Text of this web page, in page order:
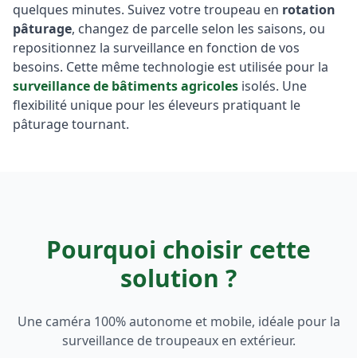
quelques minutes. Suivez votre troupeau en rotation
pâturage, changez de parcelle selon les saisons, ou
repositionnez la surveillance en fonction de vos
besoins. Cette même technologie est utilisée pour la
surveillance de bâtiments agricoles isolés. Une
flexibilité unique pour les éleveurs pratiquant le
pâturage tournant.
Pourquoi choisir cette
solution ?
Une caméra 100% autonome et mobile, idéale pour la
surveillance de troupeaux en extérieur.